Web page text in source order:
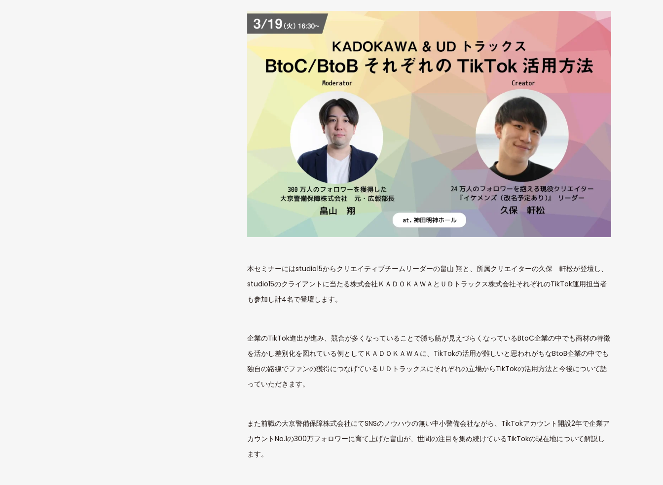
本セミナーにはstudio15からクリエイティブチームリーダーの畠山 翔と、所属クリエイターの久保 軒松が登壇し、
studio15のクライアントに当たる株式会社ＫＡＤＯＫＡＷＡとＵＤトラックス株式会社それぞれのTikTok運用担当者
も参加し計4名で登壇します。
企業のTikTok進出が進み、競合が多くなっていることで勝ち筋が見えづらくなっているBtoC企業の中でも商材の特徴
を活かし差別化を図れている例としてＫＡＤＯＫＡＷＡに、TikTokの活用が難しいと思われがちなBtoB企業の中でも
独自の路線でファンの獲得につなげているＵＤトラックスにそれぞれの立場からTikTokの活用方法と今後について語
っていただきます。
また前職の大京警備保障株式会社にてSNSのノウハウの無い中小警備会社ながら、TikTokアカウント開設2年で企業ア
カウントNo.1の300万フォロワーに育て上げた畠山が、世間の注目を集め続けているTikTokの現在地について解説し
ます。